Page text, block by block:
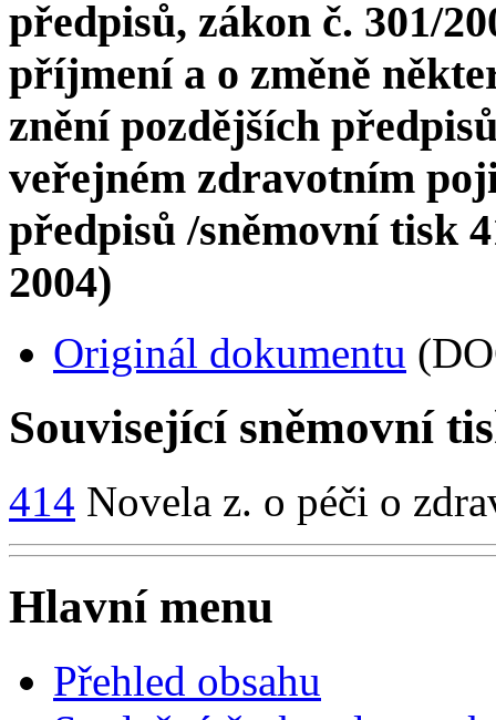
předpisů, zákon č. 301/
příjmení a o změně
znění pozdějších
veřejném zdravotním
předpisů /sněmovní tisk
2004)
Originál dokumentu
Související sněmovní
414 Novela z. o péči o
Hlavní menu
Přehled obsahu